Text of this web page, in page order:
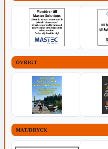
ÖVRIGT
MAT/DRYCK